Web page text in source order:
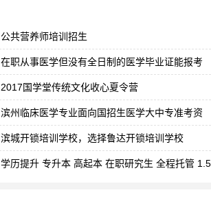
公共营养师培训招生
在职从事医学但没有全日制的医学毕业证能报考
2017国学堂传统文化收心夏令营
滨州临床医学专业面向国招生医学大中专准考资
滨城开锁培训学校，选择鲁达开锁培训学校
学历提升 专升本 高起本 在职研究生 全程托管 1.5